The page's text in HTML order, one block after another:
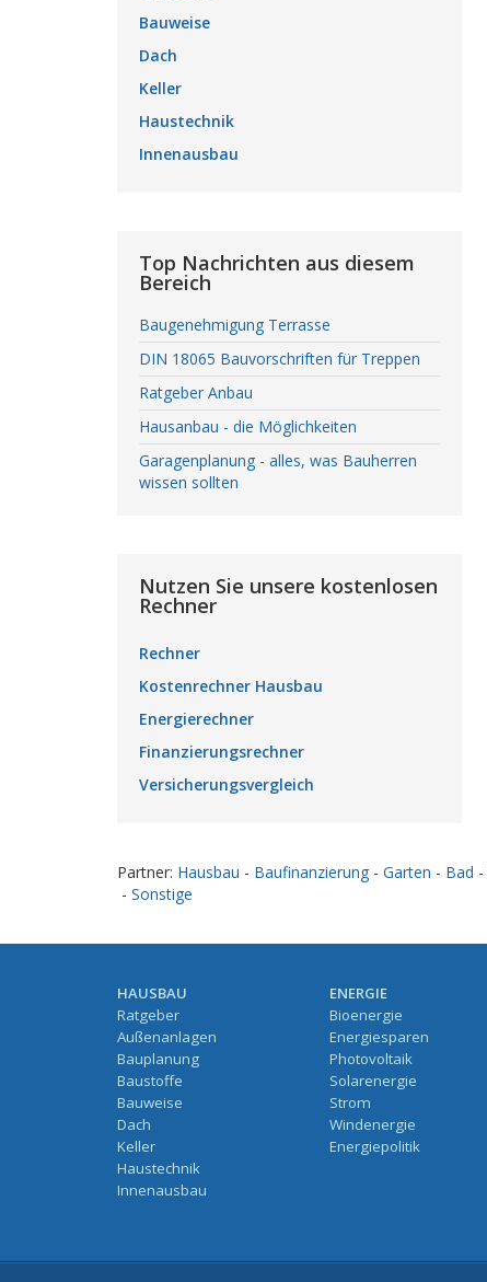
Bauweise
Dach
Keller
Haustechnik
Innenausbau
Top Nachrichten aus diesem
Bereich
Baugenehmigung Terrasse
DIN 18065 Bauvorschriften für Treppen
Ratgeber Anbau
Hausanbau - die Möglichkeiten
Garagenplanung - alles, was Bauherren
wissen sollten
Nutzen Sie unsere kostenlosen
Rechner
Rechner
Kostenrechner Hausbau
Energierechner
Finanzierungsrechner
Versicherungsvergleich
Partner: Hausbau - Baufinanzierung - Garten - Bad -
- Sonstige
HAUSBAU
Ratgeber
Außenanlagen
Bauplanung
Baustoffe
Bauweise
Dach
Keller
Haustechnik
Innenausbau
ENERGIE
Bioenergie
Energiesparen
Photovoltaik
Solarenergie
Strom
Windenergie
Energiepolitik